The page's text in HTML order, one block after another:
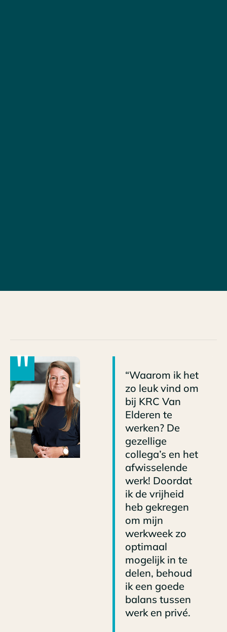
"
“Waarom ik het
zo leuk vind om
bij KRC Van
Elderen te
werken? De
gezellige
collega’s en het
afwisselende
werk! Doordat
ik de vrijheid
heb gekregen
om mijn
werkweek zo
optimaal
mogelijk in te
delen, behoud
ik een goede
balans tussen
werk en privé.